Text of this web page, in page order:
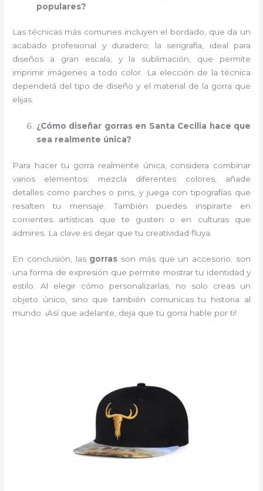
populares?
Las técnicas más comunes incluyen el bordado, que da un
acabado profesional y duradero; la serigrafía, ideal para
diseños a gran escala; y la sublimación, que permite
imprimir imágenes a todo color. La elección de la técnica
dependerá del tipo de diseño y el material de la gorra que
elijas.
¿Cómo diseñar gorras en Santa Cecilia hace que
sea realmente única?
Para hacer tu gorra realmente única, considera combinar
varios elementos: mezcla diferentes colores, añade
detalles como parches o pins, y juega con tipografías que
resalten tu mensaje. También puedes inspirarte en
corrientes artísticas que te gusten o en culturas que
admires. La clave es dejar que tu creatividad fluya.
En conclusión, las gorras son más que un accesorio; son
una forma de expresión que permite mostrar tu identidad y
estilo. Al elegir cómo personalizarlas, no solo creas un
objeto único, sino que también comunicas tu historia al
mundo. ¡Así que adelante, deja que tu gorra hable por ti!